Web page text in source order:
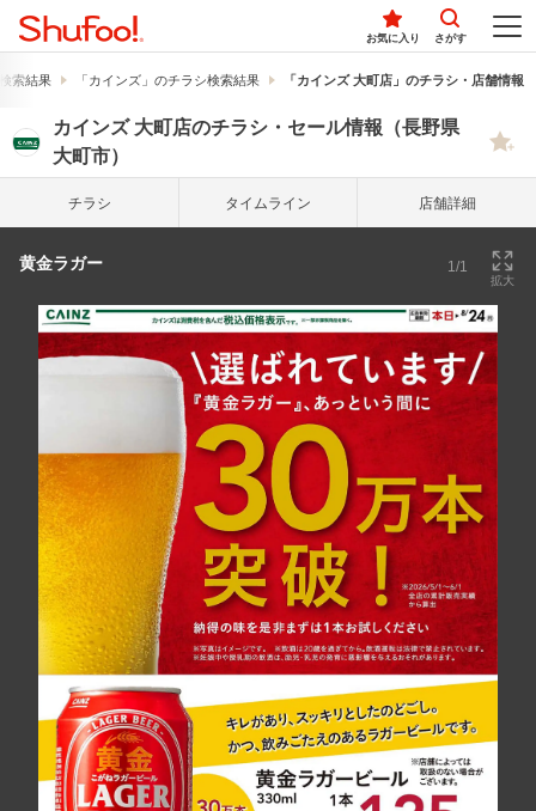
お気に入り さがす
索結果 「カインズ」のチラシ検索結果 「カインズ 大町店」のチラシ・店舗情報
カインズ 大町店のチラシ・セール情報（長野県
大町市）
チラシ タイム ライン 店舗詳細
黄金ラガー 1/1
拡大